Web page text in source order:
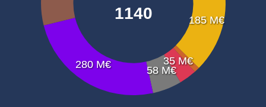
185 M€
35 M€
58 M€
280 M€
1140